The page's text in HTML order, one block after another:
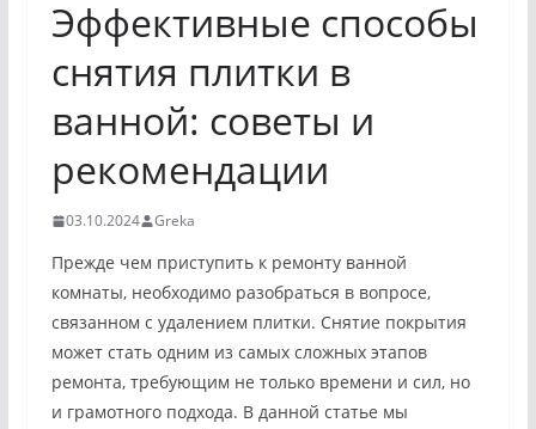
Эффективные способы
снятия плитки в
ванной: советы и
рекомендации
03.10.2024 Greka
Прежде чем приступить к ремонту ванной
комнаты, необходимо разобраться в вопросе,
связанном с удалением плитки. Снятие покрытия
может стать одним из самых сложных этапов
ремонта, требующим не только времени и сил, но
и грамотного подхода. В данной статье мы